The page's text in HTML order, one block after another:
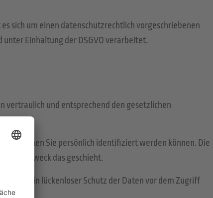
sich um einen datenschutzrechtlich vorgeschriebenen
Einhaltung der DSGVO verarbeitet.
vertraulich und entsprechend den gesetzlichen
mit denen Sie persönlich identifiziert werden können. Die
Zweck das geschieht.
kann. Ein lückenloser Schutz der Daten vor dem Zugriff